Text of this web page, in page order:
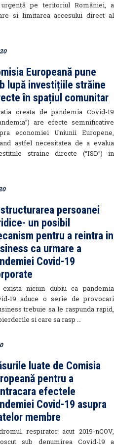
pe teritoriul României, a
si limitarea accesului direct al
Europeană pune
lupă investițiile străine
în spațiul comunitar
creata de pandemia Covid-19
are efecte semnificative
economiei Uniunii Europene,
astfel necesitatea de a evalua
straine directe (“ISD”) in
persoanei
un posibil
pentru a reintra in
ca urmare a
Covid-19
niciun dubiu ca pandemia
19 aduce o serie de provocari
trebuie sa le raspunda rapid,
si care sa rasp …
luate de Comisia
pentru a
efectele
Covid-19 asupra
membre
respirator acut 2019-nCOV,
sub denumirea Covid-19 a